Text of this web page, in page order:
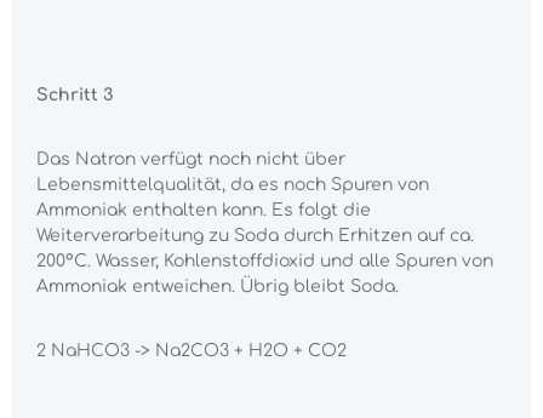
Schritt 3
Das Natron verfügt noch nicht über
Lebensmittelqualität, da es noch Spuren von
Ammoniak enthalten kann. Es folgt die
Weiterverarbeitung zu Soda durch Erhitzen auf ca.
200°C. Wasser, Kohlenstoffdioxid und alle Spuren von
Ammoniak entweichen. Übrig bleibt Soda.
2 NaHCO3 -> Na2CO3 + H2O + CO2